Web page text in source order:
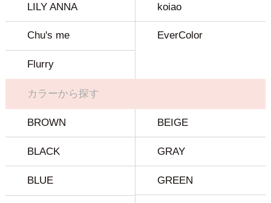
LILY ANNA koiao
Chu's me EverColor
Flurry
カラーから探す
BROWN BEIGE
BLACK GRAY
BLUE GREEN